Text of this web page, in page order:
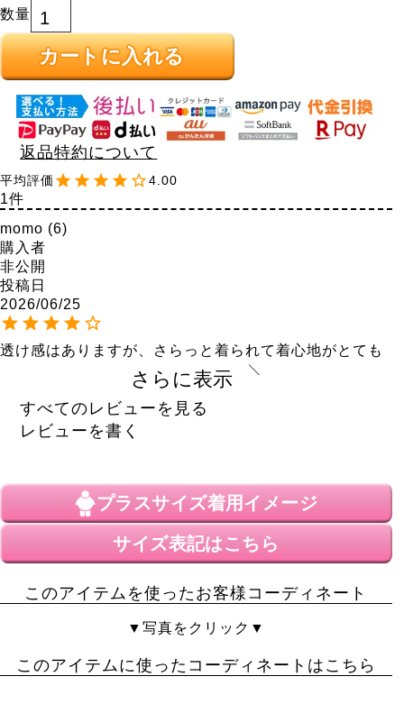
カートに入れる
返品特約について
4.00
1
momo
6
購入者
非公開
投稿日
2026/06/25
透け感はありますが、さらっと着られて着心地がとても
良いです。胸元のVカットもすっきりとしていて、とて
も気に入っています。さらに表示
すべてのレビューを見る
レビューを書く
プラスサイズ着用イメージ
サイズ表記はこちら
このアイテムを使ったお客様コーディネート
▼写真をクリック▼
このアイテムに使ったコーディネートはこちら